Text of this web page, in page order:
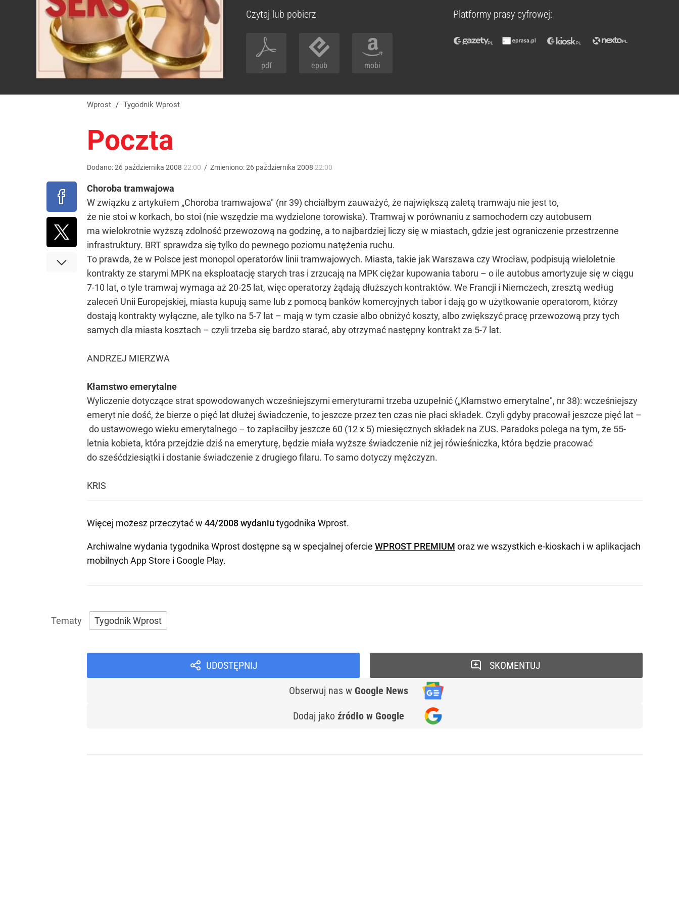
Czytaj lub pobierz
pdf epub mobi
Platformy prasy cyfrowej:
Wprost / Tygodnik Wprost
Poczta
Dodano:26 października 2008 22:00 / Zmieniono:26 października 2008 22:00
Choroba tramwajowa
W związku z artykułem „Choroba tramwajowa" (nr 39) chciałbym zauważyć, że największą zaletą tramwaju nie jest to,
że nie stoi w korkach, bo stoi (nie wszędzie ma wydzielone torowiska). Tramwaj w porównaniu z samochodem czy autobusem
ma wielokrotnie wyższą zdolność przewozową na godzinę, a to najbardziej liczy się w miastach, gdzie jest ograniczenie przestrzenne
infrastruktury. BRT sprawdza się tylko do pewnego poziomu natężenia ruchu.
To prawda, że w Polsce jest monopol operatorów linii tramwajowych. Miasta, takie jak Warszawa czy Wrocław, podpisują wieloletnie
kontrakty ze starymi MPK na eksploatację starych tras i zrzucają na MPK ciężar kupowania taboru – o ile autobus amortyzuje się w ciągu
7-10 lat, o tyle tramwaj wymaga aż 20-25 lat, więc operatorzy żądają dłuższych kontraktów. We Francji i Niemczech, zresztą według
zaleceń Unii Europejskiej, miasta kupują same lub z pomocą banków komercyjnych tabor i dają go w użytkowanie operatorom, którzy
dostają kontrakty wyłączne, ale tylko na 5-7 lat – mają w tym czasie albo obniżyć koszty, albo zwiększyć pracę przewozową przy tych
samych dla miasta kosztach – czyli trzeba się bardzo starać, aby otrzymać następny kontrakt za 5-7 lat.
ANDRZEJ MIERZWA
Kłamstwo emerytalne
Wyliczenie dotyczące strat spowodowanych wcześniejszymi emeryturami trzeba uzupełnić („Kłamstwo emerytalne", nr 38): wcześniejszy
emeryt nie dość, że bierze o pięć lat dłużej świadczenie, to jeszcze przez ten czas nie płaci składek. Czyli gdyby pracował jeszcze pięć lat –
do ustawowego wieku emerytalnego – to zapłaciłby jeszcze 60 (12 x 5) miesięcznych składek na ZUS. Paradoks polega na tym, że 55-
letnia kobieta, która przejdzie dziś na emeryturę, będzie miała wyższe świadczenie niż jej rówieśniczka, która będzie pracować
do sześćdziesiątki i dostanie świadczenie z drugiego filaru. To samo dotyczy mężczyzn.
KRIS
Więcej możesz przeczytać w 44/2008 wydaniu tygodnika Wprost.
Archiwalne wydania tygodnika Wprost dostępne są w specjalnej ofercie WPROST PREMIUM oraz we wszystkich e-kioskach i w aplikacjach
mobilnych App Store i Google Play.
Tygodnik Wprost
UDOSTĘPNIJ
Obserwuj nas w Google News
Dodaj jako źródło w Google
SKOMENTUJ